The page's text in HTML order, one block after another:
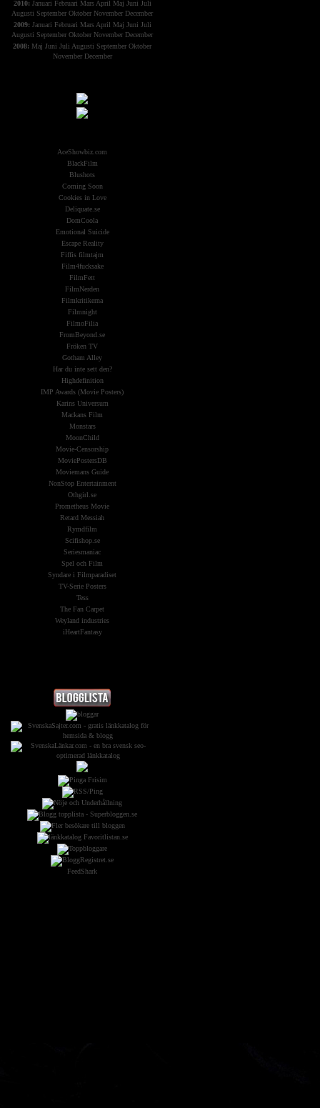
2010: Januari Februari Mars April Maj Juni Juli
Augusti September Oktober November December
2009: Januari Februari Mars April Maj Juni Juli
Augusti September Oktober November December
2008: Maj Juni Juli Augusti September Oktober
November December
AceShowbiz.com
BlackFilm
Blushots
Coming Soon
Cookies in Love
Deliquate.se
DomCoola
Emotional Suicide
Escape Reality
Fiffis filmtajm
Film4fucksake
FilmFett
FilmNerden
Filmkritikerna
Filmnight
FilmoFilia
FromBeyond.se
Fröken TV
Gotham Alley
Har du inte sett den?
Highdefinition
IMP Awards (Movie Posters)
Karins Universum
Mackans Film
Monstars
MoonChild
Movie-Censorship
MoviePostersDB
Moviemans Guide
NonStop Entertainment
Othgirl.se
Prometheus Movie
Retard Messiah
Rymdfilm
Scifishop.se
Seriesmaniac
Spel och Film
Syndare i Filmparadiset
TV-Serie Posters
Tess
The Fan Carpet
Weyland industries
iHeartFantasy
FeedShark